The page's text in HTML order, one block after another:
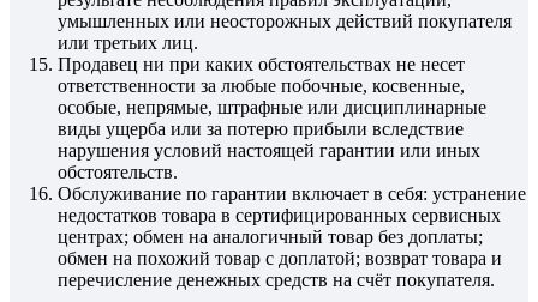
умышленных или неосторожных действий покупателя
или третьих лиц.
Продавец ни при каких обстоятельствах не несет
ответственности за любые побочные, косвенные,
особые, непрямые, штрафные или дисциплинарные
виды ущерба или за потерю прибыли вследствие
нарушения условий настоящей гарантии или иных
обстоятельств.
Обслуживание по гарантии включает в себя: устранение
недостатков товара в сертифицированных сервисных
центрах; обмен на аналогичный товар без доплаты;
обмен на похожий товар с доплатой; возврат товара и
перечисление денежных средств на счёт покупателя.